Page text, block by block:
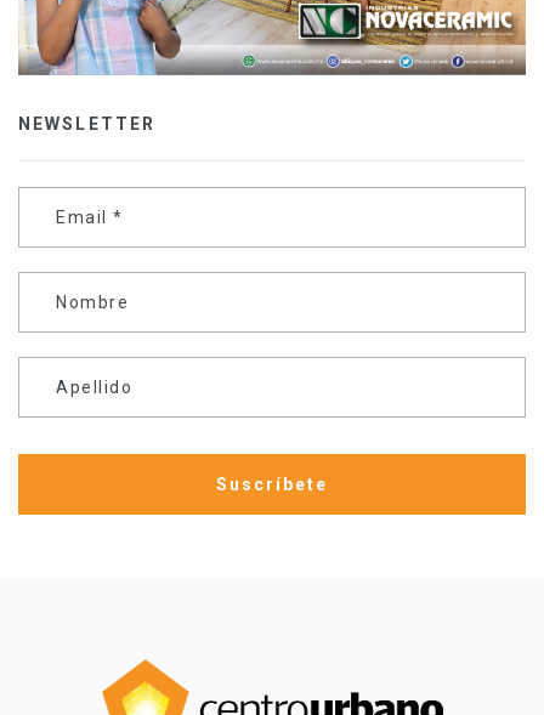
NEWSLETTER
Email *
Nombre
Apellido